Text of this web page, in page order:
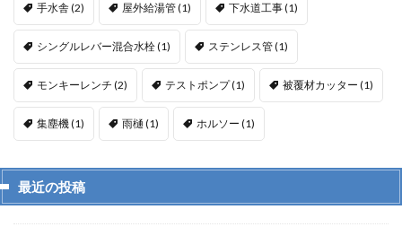
手水舎(2) 屋外給湯管(1) 下水道工事(1)
シングルレバー混合水栓(1) ステンレス管(1)
モンキーレンチ (2) テストポンプ(1) 被覆材カッター (1)
集塵機(1) 雨樋 (1) ホルソー (1)
最近の投稿